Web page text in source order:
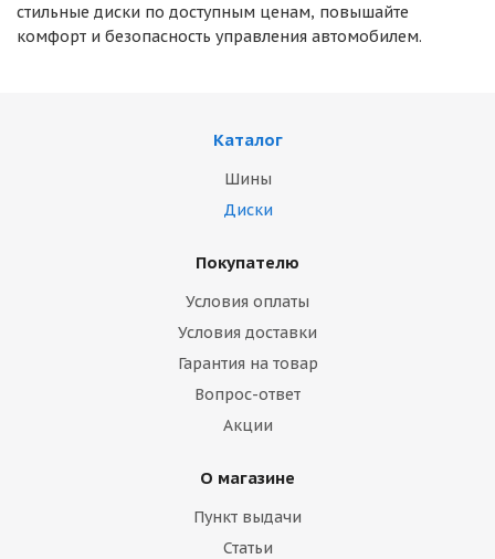
стильные диски по доступным ценам, повышайте
комфорт и безопасность управления автомобилем.
Каталог
Шины
Диски
Покупателю
Условия оплаты
Условия доставки
Гарантия на товар
Вопрос-ответ
Акции
О магазине
Пункт выдачи
Статьи